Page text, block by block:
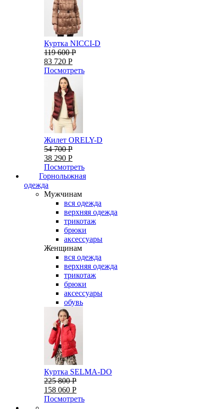
Куртка NICCI-D
119 600 Р
83 720 Р
Посмотреть
Жилет ORELY-D
54 700 Р
38 290 Р
Посмотреть
Горнолыжная
одежда
Мужчинам
вся одежда
верхняя одежда
трикотаж
брюки
аксессуары
Женщинам
вся одежда
верхняя одежда
трикотаж
брюки
аксессуары
обувь
Куртка SELMA-DO
225 800 Р
158 060 Р
Посмотреть